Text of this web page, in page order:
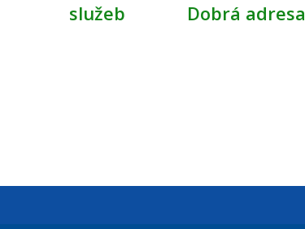
služeb
Dobrá adresa